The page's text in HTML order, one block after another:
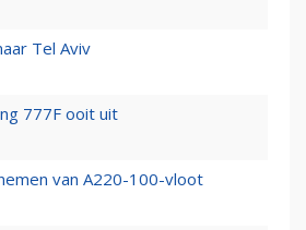
Tel Aviv
777F ooit uit
van A220-100-vloot